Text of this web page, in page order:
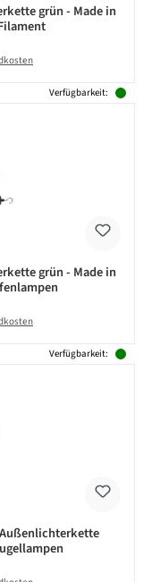
grün - Made in
Verfügbarkeit:
grün - Made in
Verfügbarkeit: